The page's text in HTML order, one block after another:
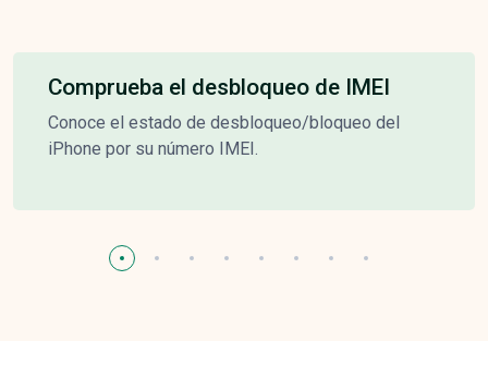
Comprueba el desbloqueo de IMEI
Conoce el estado de desbloqueo/bloqueo del
iPhone por su número IMEI.